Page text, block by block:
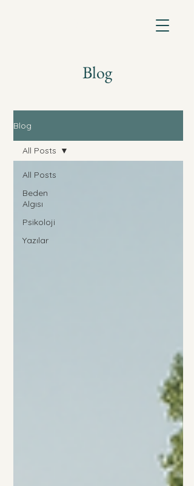
Blog
Blog
All Posts
Beden
Algısı
Psikoloji
Yazılar
All Posts